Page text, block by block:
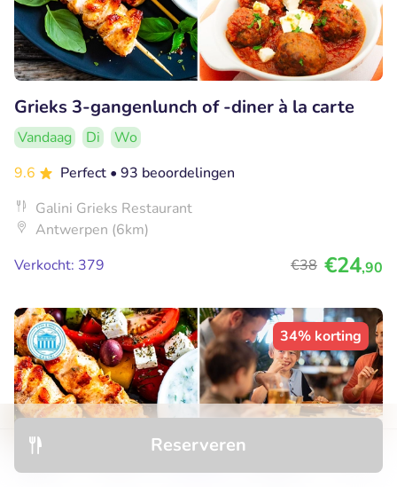
Reserveren
Grieks 3-gangenlunch of -diner à la carte
Vandaag Di
Wo
9.6
Perfect • 93 beoordelingen
Galini Grieks Restaurant
Antwerpen (6km)
Verkocht: 379
€38 €24,90
34% korting